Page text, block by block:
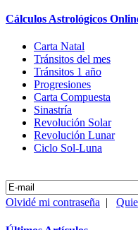
Cálculos Astrológicos
Carta Natal
Tránsitos del mes
Tránsitos 1 año
Progresiones
Carta Compuesta
Sinastría
Revolución Solar
Revolución Lunar
Ciclo Sol-Luna
Olvidé mi contraseña |